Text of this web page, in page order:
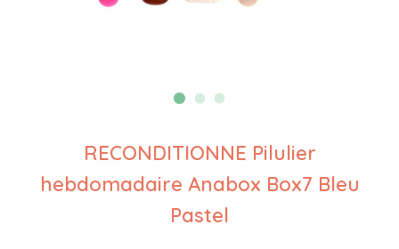
RECONDITIONNE Pilulier
hebdomadaire Anabox Box7 Bleu
Pastel